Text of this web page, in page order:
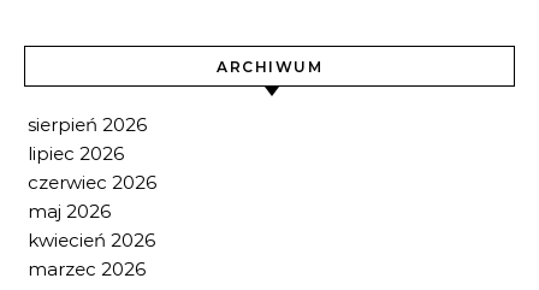
ARCHIWUM
sierpień 2026
lipiec 2026
czerwiec 2026
maj 2026
kwiecień 2026
marzec 2026